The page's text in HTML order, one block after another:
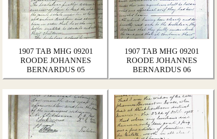
1907 TAB MHG 09201
ROODE JOHANNES
BERNARDUS 05
1907 TAB MHG 09201
ROODE JOHANNES
BERNARDUS 06